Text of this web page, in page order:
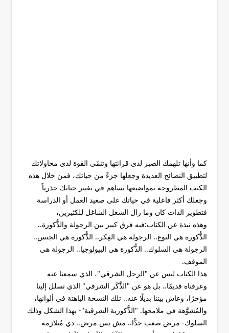
كما وأنها تلهمك الصبر لدى قرائتها وتنمّي القوة لدى محاولاتك
لتطبيق النصائح العديدة وجعلها جزءً من حياتك، فمن خلال هذه
الكتب المطروحة بمواضيعها تساهم في تغيير حياتك جذرياً
وجعلك أكثر فاعلية في حياتك على صعيد العمل أو الدراسة
فتطوير الذات كان وما زال الشغل الشاغل للكثيرين،
وهذه نبذة عن الكتاب:فيه فرق كبير بين الرجولة والذُّكورة..
الذُّكورة هي النوع.. الرجولة هي الفِكر.. الذُّكورة هي الجنس..
الرجولة هي السلوك.. الذُّكورة هي البيولوجيا.. الرجولة هي
الموقف.
هذا الكتاب ليس عن "الرجل الشرقي"، الذي سمعنا عنه
وعرفناه قديمًا.. بل هو عن "الذَّكَر الشرقي" الذي تسلل إلينا
مؤخرًا، وعاش بيننا بديلًا عنه.. تلك النسخة الباهتة في ألوانها،
والمُشوَّهة في ملامحها. "الذُّكورية الشرقية"- بهذا الشكل وذلك
السلوك- مرض صعب جدًّا.. مش بس مرض.. دي مُتلازمة